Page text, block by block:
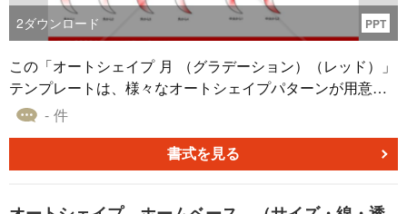
2ダウンロード PPT
この「オートシェイプ 月 （グラデーション）（レッド）」
テンプレートは、様々なオートシェイプパターンが用意さ
れており、パワーポイント、エクセル、ワードなどの資料
パターンを選択できることです。これにより、同じオート
シェイプ素材でも異なる状況やメッセージに対応でき、資
- 件
書式を見る